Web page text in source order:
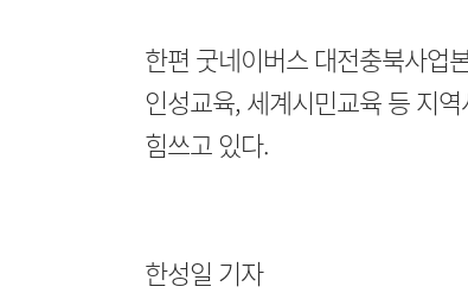
한편 굿네이버스 대전충북사업
인성교육, 세계시민교육 등 지
힘쓰고 있다.
한성일 기자